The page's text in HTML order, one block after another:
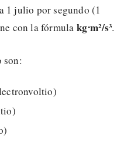
1 julio por segundo (1
con la fórmula kg⋅m²/s³.
son: